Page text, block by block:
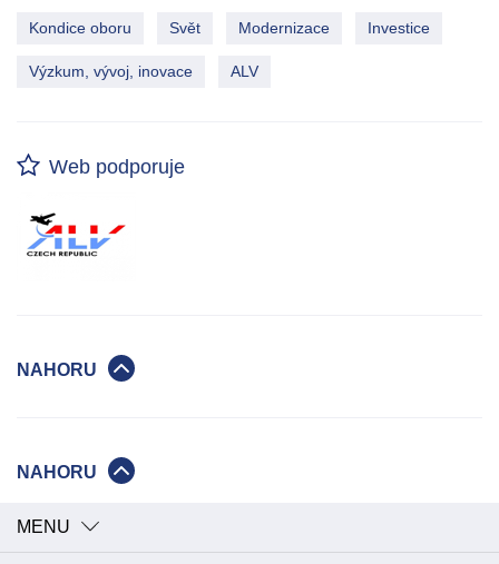
Kondice oboru Svět Modernizace Investice
Výzkum, vývoj, inovace ALV
Web podporuje
NAHORU
NAHORU
MENU